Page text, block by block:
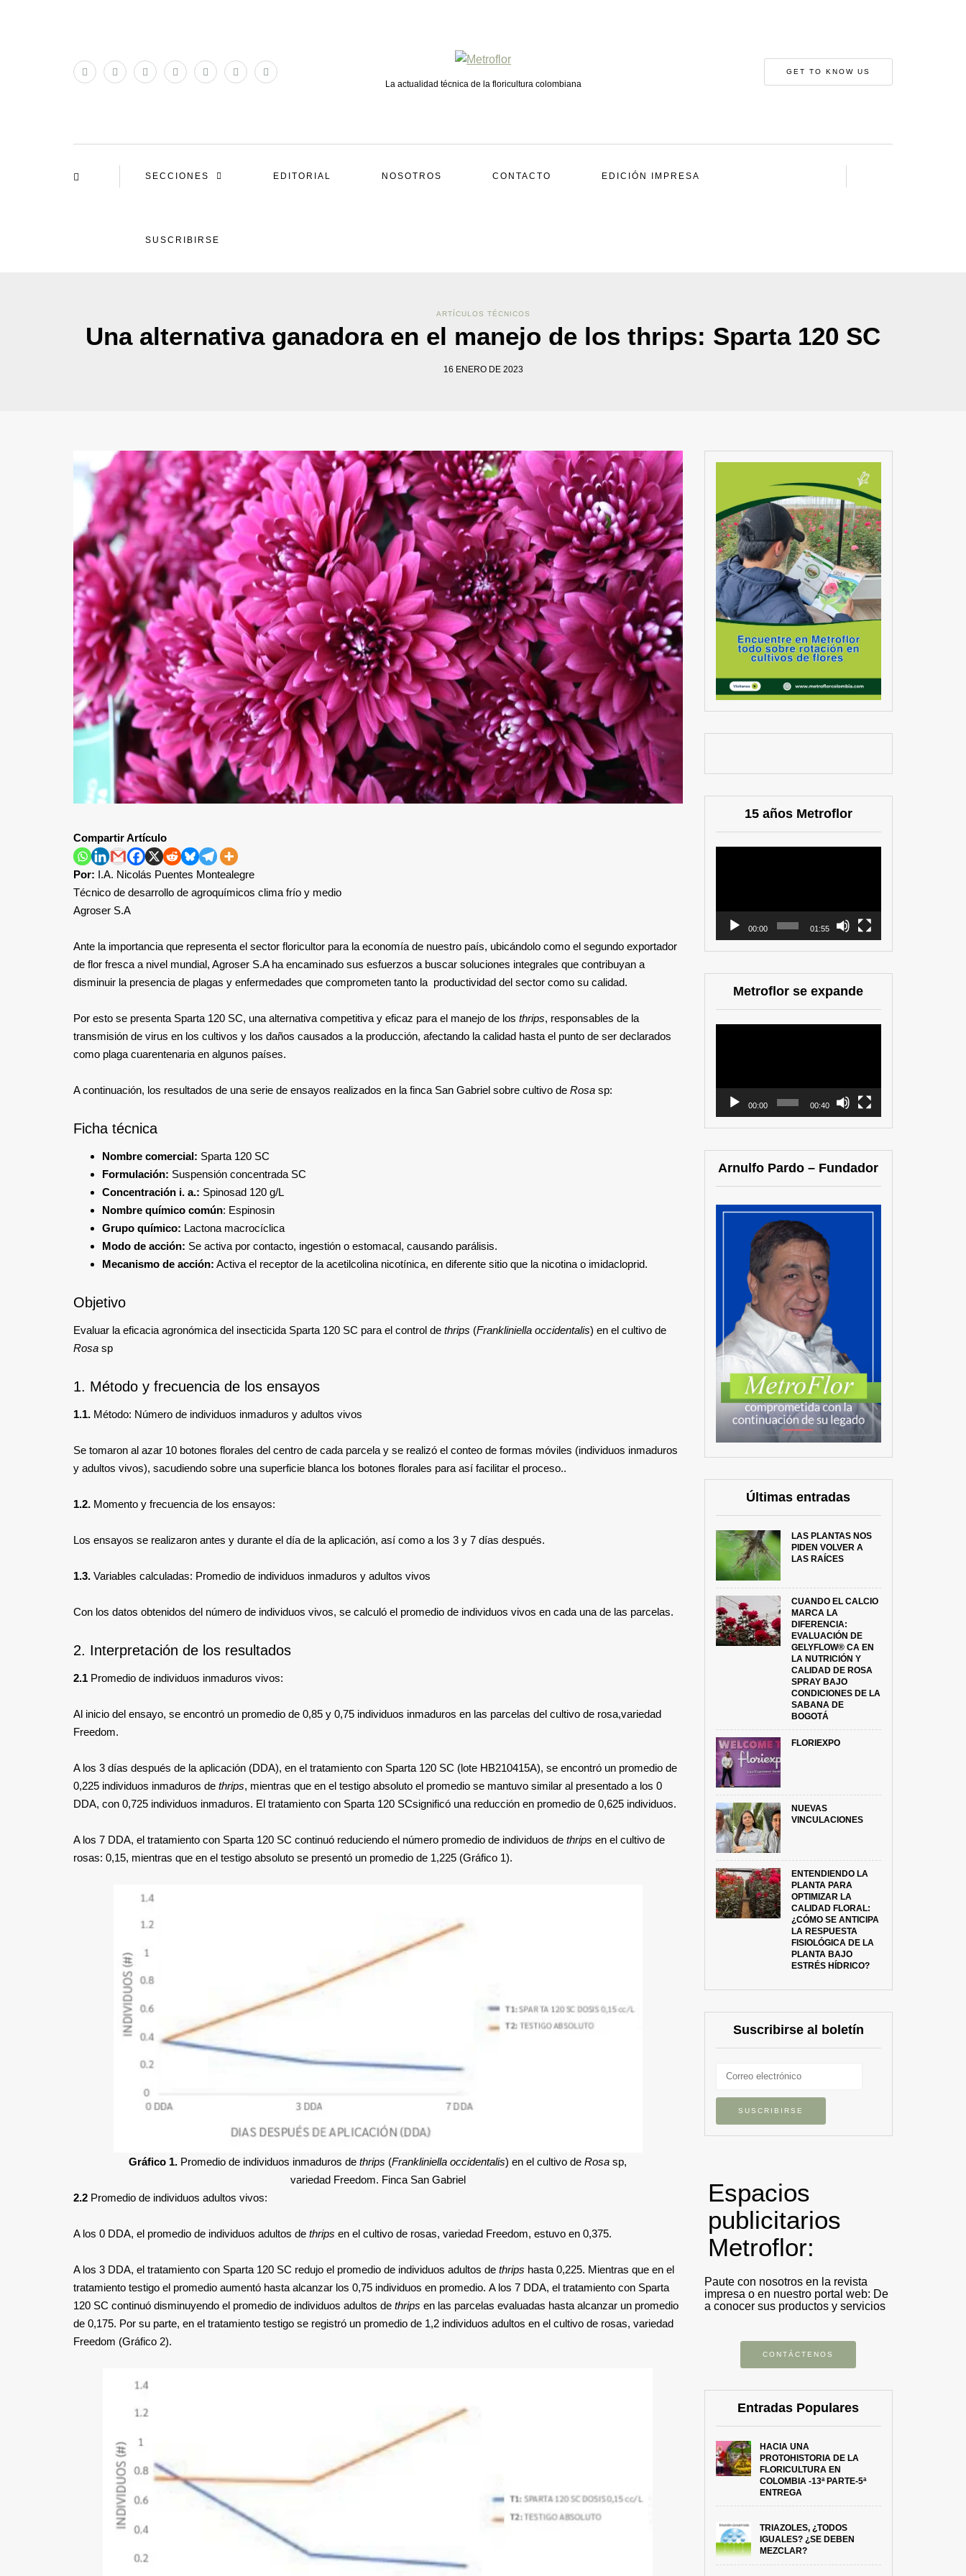
La actualidad técnica de la floricultura colombiana
GET TO KNOW US
SECCIONES EDITORIAL NOSOTROS CONTACTO EDICIÓN IMPRESA
SUSCRIBIRSE
ARTÍCULOS TÉCNICOS
Una alternativa ganadora en el manejo de los thrips: Sparta 120 SC
16 ENERO DE 2023
Compartir Artículo
Por: I.A. Nicolás Puentes Montealegre
Técnico de desarrollo de agroquímicos clima frío y medio
Agroser S.A
Ante la importancia que representa el sector floricultor para la economía de nuestro país, ubicándolo como el segundo exportador
de flor fresca a nivel mundial, Agroser S.A ha encaminado sus esfuerzos a buscar soluciones integrales que contribuyan a
disminuir la presencia de plagas y enfermedades que comprometen tanto la productividad del sector como su calidad.
Por esto se presenta Sparta 120 SC, una alternativa competitiva y eficaz para el manejo de los thrips, responsables de la
transmisión de virus en los cultivos y los daños causados a la producción, afectando la calidad hasta el punto de ser declarados
como plaga cuarentenaria en algunos países.
A continuación, los resultados de una serie de ensayos realizados en la finca San Gabriel sobre cultivo de Rosa sp:
Ficha técnica
Nombre comercial: Sparta 120 SC
Formulación: Suspensión concentrada SC
Concentración i. a.: Spinosad 120 g/L
Nombre químico común: Espinosin
Grupo químico: Lactona macrocíclica
Modo de acción: Se activa por contacto, ingestión o estomacal, causando parálisis.
Mecanismo de acción: Activa el receptor de la acetilcolina nicotínica, en diferente sitio que la nicotina o imidacloprid.
Objetivo
Evaluar la eficacia agronómica del insecticida Sparta 120 SC para el control de thrips (Frankliniella occidentalis) en el cultivo de
Rosa sp
1. Método y frecuencia de los ensayos
1.1. Método: Número de individuos inmaduros y adultos vivos
Se tomaron al azar 10 botones florales del centro de cada parcela y se realizó el conteo de formas móviles (individuos inmaduros
y adultos vivos), sacudiendo sobre una superficie blanca los botones florales para así facilitar el proceso..
1.2. Momento y frecuencia de los ensayos:
Los ensayos se realizaron antes y durante el día de la aplicación, así como a los 3 y 7 días después.
1.3. Variables calculadas: Promedio de individuos inmaduros y adultos vivos
Con los datos obtenidos del número de individuos vivos, se calculó el promedio de individuos vivos en cada una de las parcelas.
2. Interpretación de los resultados
2.1 Promedio de individuos inmaduros vivos:
Al inicio del ensayo, se encontró un promedio de 0,85 y 0,75 individuos inmaduros en las parcelas del cultivo de rosa,variedad
Freedom.
A los 3 días después de la aplicación (DDA), en el tratamiento con Sparta 120 SC (lote HB210415A), se encontró un promedio de
0,225 individuos inmaduros de thrips, mientras que en el testigo absoluto el promedio se mantuvo similar al presentado a los 0
DDA, con 0,725 individuos inmaduros. El tratamiento con Sparta 120 SCsignificó una reducción en promedio de 0,625 individuos.
A los 7 DDA, el tratamiento con Sparta 120 SC continuó reduciendo el número promedio de individuos de thrips en el cultivo de
rosas: 0,15, mientras que en el testigo absoluto se presentó un promedio de 1,225 (Gráfico 1).
Gráfico 1. Promedio de individuos inmaduros dethrips (Frankliniella occidentalis) en el cultivo deRosa sp,
variedad Freedom. Finca San Gabriel
2.2 Promedio de individuos adultos vivos:
A los 0 DDA, el promedio de individuos adultos de thrips en el cultivo de rosas, variedad Freedom, estuvo en 0,375.
A los 3 DDA, el tratamiento con Sparta 120 SC redujo el promedio de individuos adultos de thrips hasta 0,225. Mientras que en el
tratamiento testigo el promedio aumentó hasta alcanzar los 0,75 individuos en promedio. A los 7 DDA, el tratamiento con Sparta
120 SC continuó disminuyendo el promedio de individuos adultos de thrips en las parcelas evaluadas hasta alcanzar un promedio
de 0,175. Por su parte, en el tratamiento testigo se registró un promedio de 1,2 individuos adultos en el cultivo de rosas, variedad
Freedom (Gráfico 2).
15 años Metroflor
00:00 01:55
Metroflor se expande
00:00 00:40
Arnulfo Pardo – Fundador
Últimas entradas
LAS PLANTAS NOS
PIDEN VOLVER A
LAS RAÍCES
CUANDO EL CALCIO
MARCA LA
DIFERENCIA:
EVALUACIÓN DE
GELYFLOW® CA EN
LA NUTRICIÓN Y
CALIDAD DE ROSA
SPRAY BAJO
CONDICIONES DE LA
SABANA DE
BOGOTÁ
FLORIEXPO
NUEVAS
VINCULACIONES
ENTENDIENDO LA
PLANTA PARA
OPTIMIZAR LA
CALIDAD FLORAL:
¿CÓMO SE ANTICIPA
LA RESPUESTA
FISIOLÓGICA DE LA
PLANTA BAJO
ESTRÉS HÍDRICO?
Suscribirse al boletín
Espacios
publicitarios
Metroflor:
Paute con nosotros en la revista
impresa o en nuestro portal web: De
a conocer sus productos y servicios
CONTÁCTENOS
Entradas Populares
HACIA UNA
PROTOHISTORIA DE LA
FLORICULTURA EN
COLOMBIA -13ª PARTE-5ª
ENTREGA
TRIAZOLES, ¿TODOS
IGUALES? ¿SE DEBEN
MEZCLAR?